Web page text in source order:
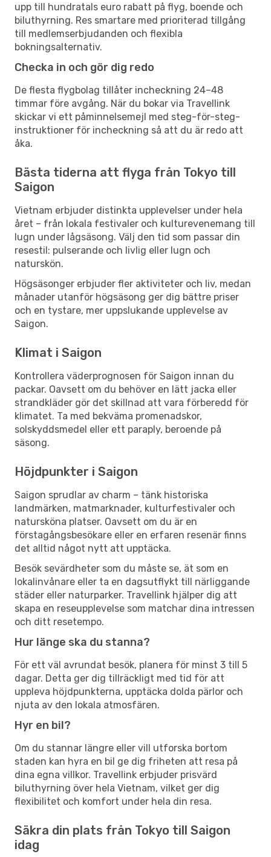
upp till hundratals euro rabatt på flyg, boende och
biluthyrning. Res smartare med prioriterad tillgång
till medlemserbjudanden och flexibla
bokningsalternativ.
Checka in och gör dig redo
De flesta flygbolag tillåter incheckning 24–48
timmar före avgång. När du bokar via Travellink
skickar vi ett påminnelsemejl med steg-för-steg-
instruktioner för incheckning så att du är redo att
åka.
Bästa tiderna att flyga från Tokyo till
Saigon
Vietnam erbjuder distinkta upplevelser under hela
året – från lokala festivaler och kulturevenemang till
lugn under lågsäsong. Välj den tid som passar din
resestil: pulserande och livlig eller lugn och
naturskön.
Högsäsonger erbjuder fler aktiviteter och liv, medan
månader utanför högsäsong ger dig bättre priser
och en tystare, mer uppslukande upplevelse av
Saigon.
Klimat i Saigon
Kontrollera väderprognosen för Saigon innan du
packar. Oavsett om du behöver en lätt jacka eller
strandkläder gör det skillnad att vara förberedd för
klimatet. Ta med bekväma promenadskor,
solskyddsmedel eller ett paraply, beroende på
säsong.
Höjdpunkter i Saigon
Saigon sprudlar av charm – tänk historiska
landmärken, matmarknader, kulturfestivaler och
natursköna platser. Oavsett om du är en
förstagångsbesökare eller en erfaren resenär finns
det alltid något nytt att upptäcka.
Besök sevärdheter som du måste se, ät som en
lokalinvånare eller ta en dagsutflykt till närliggande
städer eller naturparker. Travellink hjälper dig att
skapa en reseupplevelse som matchar dina intressen
och ditt resetempo.
Hur länge ska du stanna?
För ett väl avrundat besök, planera för minst 3 till 5
dagar. Detta ger dig tillräckligt med tid för att
uppleva höjdpunkterna, upptäcka dolda pärlor och
njuta av den lokala atmosfären.
Hyr en bil?
Om du stannar längre eller vill utforska bortom
staden kan hyra en bil ge dig friheten att resa på
dina egna villkor. Travellink erbjuder prisvärd
biluthyrning över hela Vietnam, vilket ger dig
flexibilitet och komfort under hela din resa.
Säkra din plats från Tokyo till Saigon
idag